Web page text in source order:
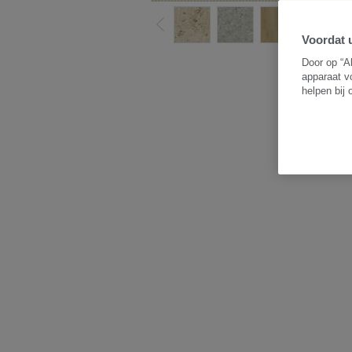
Voordat
Door op
apparaat
helpen bij